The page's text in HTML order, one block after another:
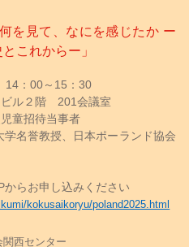
を見て、なにを感じたか ー
これからー」
：00～15：30
ル２階 201会議室
童招待当事者
教授、日本ポーランド協会
らお申し込みください
kokusaikoryu/poland2025.html
西センター